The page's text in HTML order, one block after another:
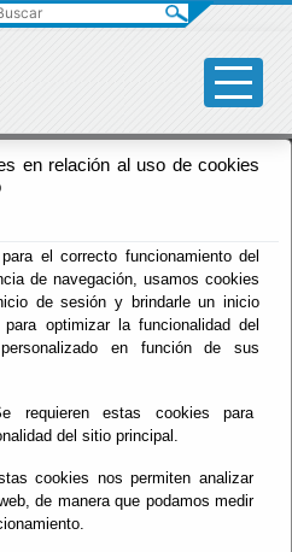
en relación al uso de cookies
el correcto funcionamiento del
de navegación, usamos cookies
de sesión y brindarle un inicio
optimizar la funcionalidad del
en función de sus
requieren estas cookies para
del sitio principal.
cookies nos permiten analizar
de manera que podamos medir
Fomento